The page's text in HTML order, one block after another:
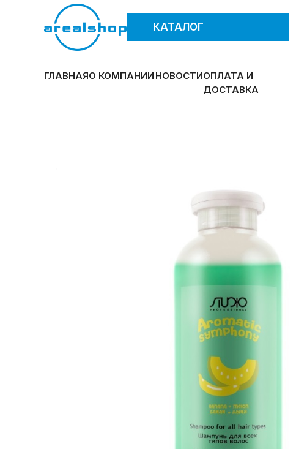
КАТАЛОГ
ГЛАВНАЯО КОМПАНИИ НОВОСТИОПЛАТА И
ДОСТАВКА